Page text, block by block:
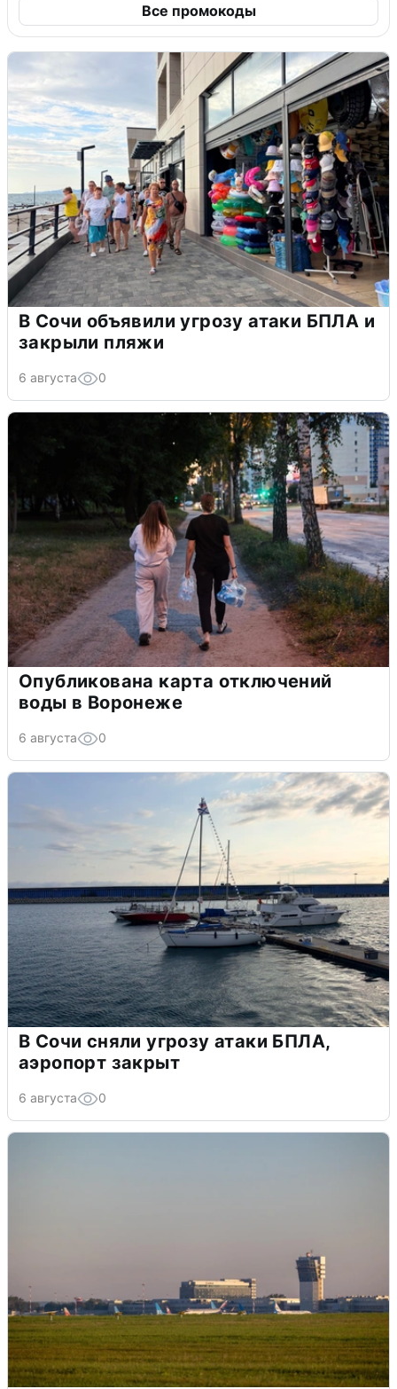
Все промокоды
В Сочи объявили угрозу атаки БПЛА и
закрыли пляжи
6 августа 0
Опубликована карта отключений
воды в Воронеже
6 августа 0
В Сочи сняли угрозу атаки БПЛА,
аэропорт закрыт
6 августа 0